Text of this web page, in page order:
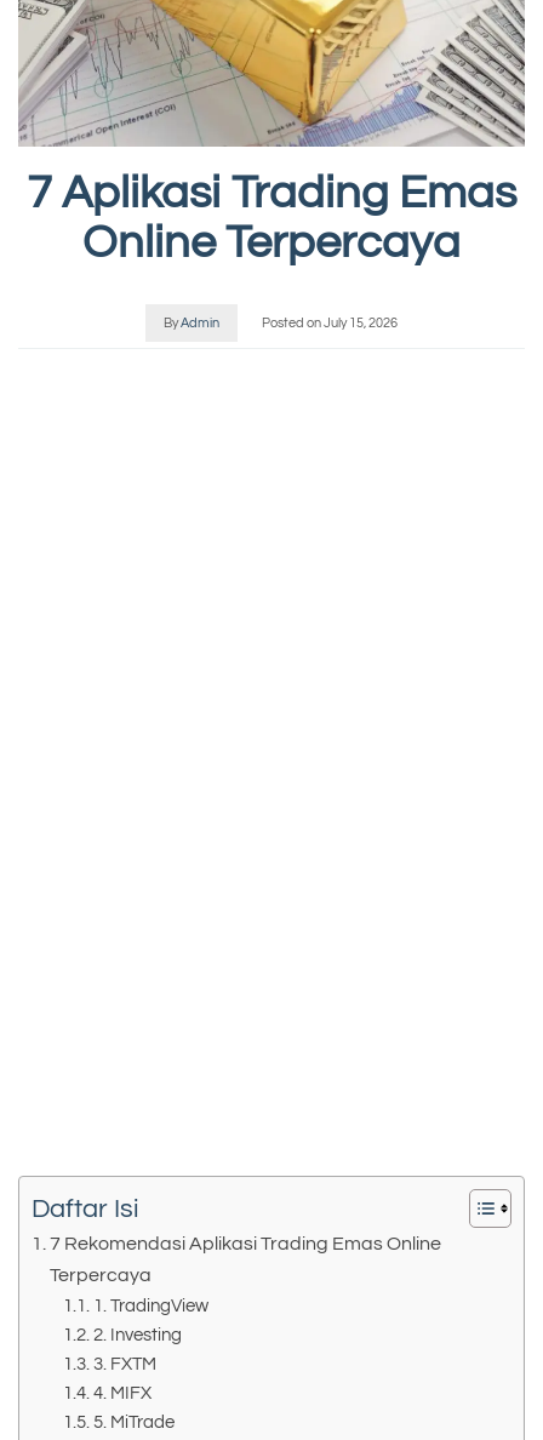
7 Aplikasi Trading Emas
Online Terpercaya
ByAdmin Posted onJuly 15, 2026
Daftar Isi
7 Rekomendasi Aplikasi Trading Emas Online
Terpercaya
1. TradingView
2. Investing
3. FXTM
4. MIFX
5. MiTrade